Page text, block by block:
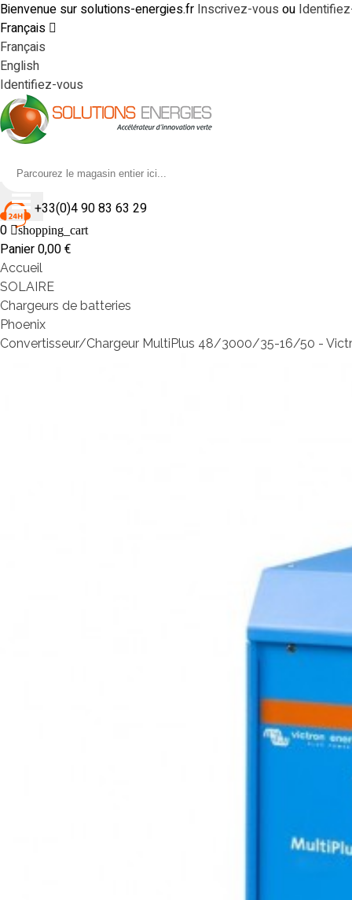
Bienvenue sur solutions-energies.fr Inscrivez-vous ou
Français
Français
English
Identifiez-vous
+33(0)4 90 83 63 29
0
shopping_cart
Panier0,00 €
Accueil
SOLAIRE
Chargeurs de batteries
Phoenix
Convertisseur/Chargeur MultiPlus 48/3000/35-16/50 -